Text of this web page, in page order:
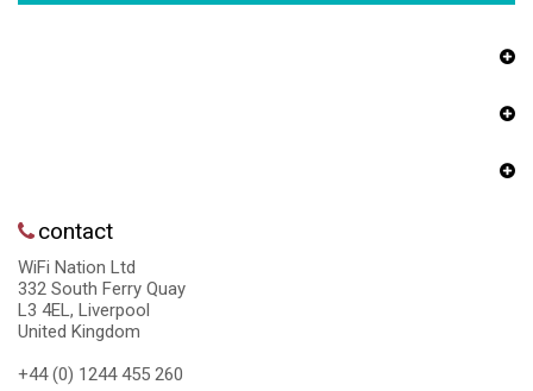
contact
WiFi Nation Ltd
332 South Ferry Quay
L3 4EL, Liverpool
United Kingdom
+44 (0) 1244 455 260